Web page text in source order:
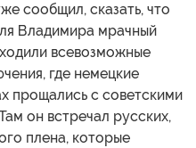
сообщил, сказать, что
Владимира мрачный
всевозможные
где немецкие
прощались с советскими
он встречал русских,
плена, которые